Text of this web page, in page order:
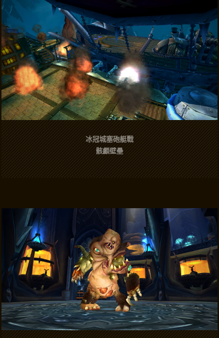
冰冠城塞砲艇戰
骸顱壁壘